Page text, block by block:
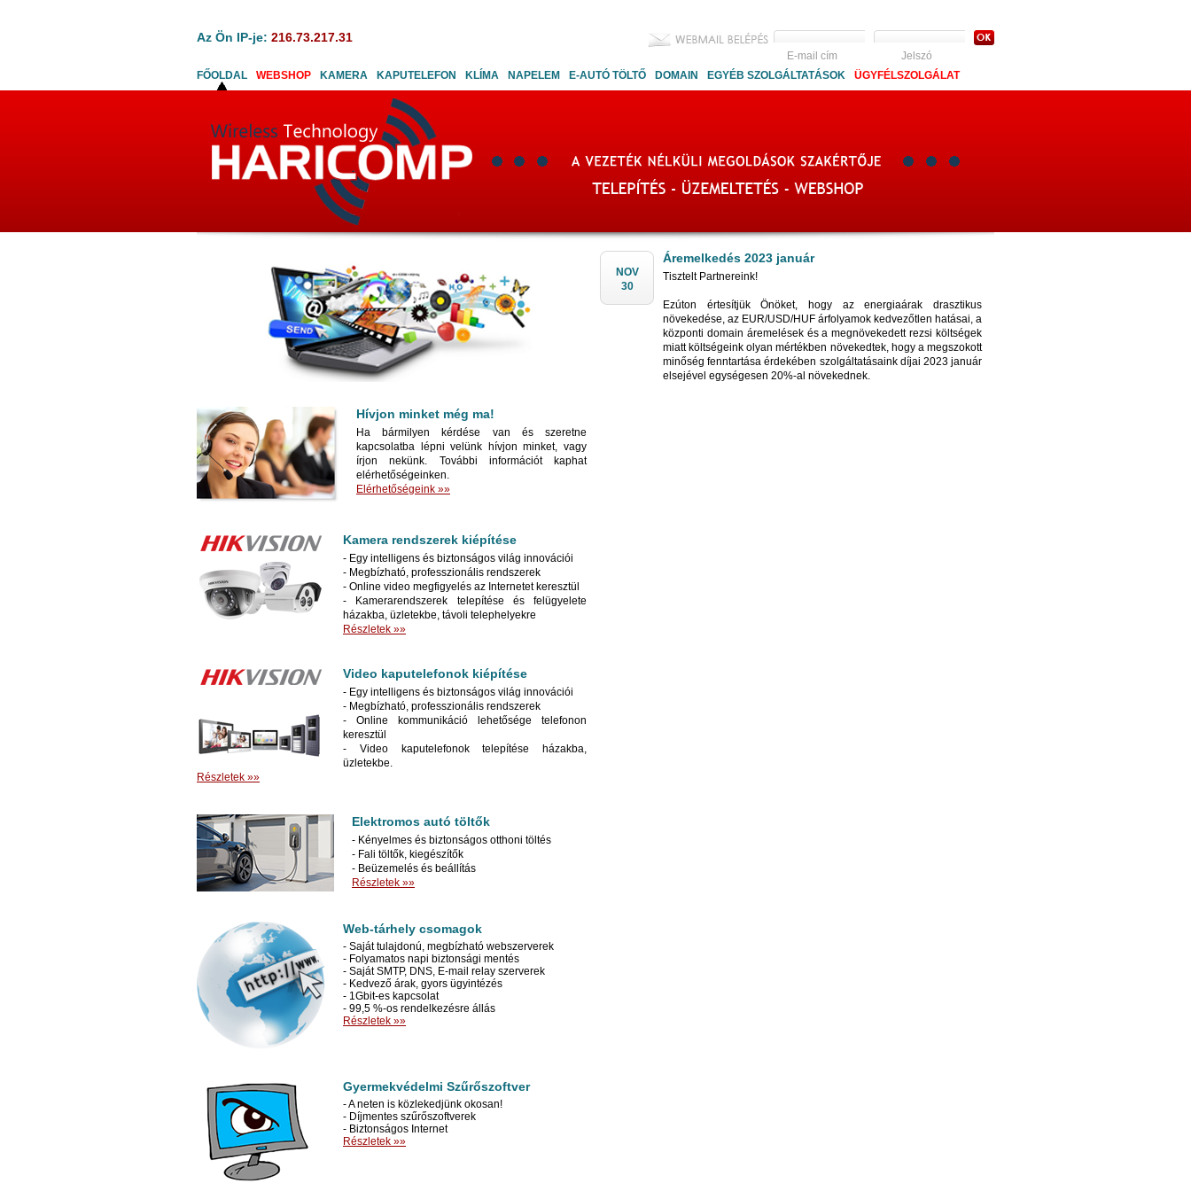
Az Ön IP-je: 216.73.217.31
E-mail cím
Jelszó
FŐOLDAL
WEBSHOP KAMERA KAPUTELEFON KLÍMA NAPELEM E-AUTÓ TÖLTŐ DOMAIN EGYÉB SZOLGÁLTATÁSOK ÜGYFÉLSZOLGÁLAT
Hívjon minket még ma!
Ha bármilyen kérdése van és szeretne
kapcsolatba lépni velünk hívjon minket, vagy
írjon nekünk. További információt kaphat
elérhetőségeinken.
Elérhetőségeink »»
Kamera rendszerek kiépítése
- Egy intelligens és biztonságos világ innovációi
- Megbízható, professzionális rendszerek
- Online video megfigyelés az Internetet keresztül
- Kamerarendszerek telepítése és felügyelete
házakba, üzletekbe, távoli telephelyekre
Részletek »»
Video kaputelefonok kiépítése
- Egy intelligens és biztonságos világ innovációi
- Megbízható, professzionális rendszerek
- Online kommunikáció lehetősége telefonon
keresztül
- Video kaputelefonok telepítése házakba,
üzletekbe.
Részletek »»
Elektromos autó töltők
- Kényelmes és biztonságos otthoni töltés
- Fali töltők, kiegészítők
- Beüzemelés és beállítás
Részletek »»
Web-tárhely csomagok
- Saját tulajdonú, megbízható webszerverek
- Folyamatos napi biztonsági mentés
- Saját SMTP, DNS, E-mail relay szerverek
- Kedvező árak, gyors ügyintézés
- 1Gbit-es kapcsolat
- 99,5 %-os rendelkezésre állás
Részletek »»
Gyermekvédelmi Szűrőszoftver
- A neten is közlekedjünk okosan!
- Díjmentes szűrőszoftverek
- Biztonságos Internet
Részletek »»
NOV
30
Áremelkedés 2023 január
Tisztelt Partnereink!
Ezúton értesítjük Önöket, hogy az energiaárak drasztikus
növekedése, az EUR/USD/HUF árfolyamok kedvezőtlen hatásai, a
központi domain áremelések és a megnövekedett rezsi költségek
miatt költségeink olyan mértékben növekedtek, hogy a megszokott
minőség fenntartása érdekében szolgáltatásaink díjai 2023 január
elsejével egységesen 20%-al növekednek.